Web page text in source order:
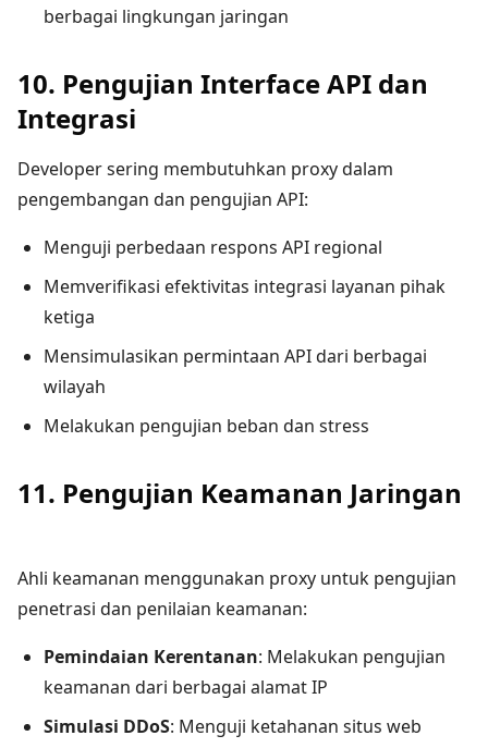
berbagai lingkungan jaringan
10. Pengujian Interface API dan
Integrasi
Developer sering membutuhkan proxy dalam
pengembangan dan pengujian API:
Menguji perbedaan respons API regional
Memverifikasi efektivitas integrasi layanan pihak
ketiga
Mensimulasikan permintaan API dari berbagai
wilayah
Melakukan pengujian beban dan stress
11. Pengujian Keamanan Jaringan
Ahli keamanan menggunakan proxy untuk pengujian
penetrasi dan penilaian keamanan:
Pemindaian Kerentanan: Melakukan pengujian
keamanan dari berbagai alamat IP
Simulasi DDoS: Menguji ketahanan situs web